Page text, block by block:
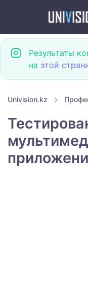
Результаты
на этой
Univision.kz